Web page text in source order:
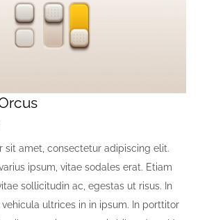
sit amet, consectetur adipiscing elit.
ipsum, vitae sodales erat. Etiam
sollicitudin ac, egestas ut risus. In
ultrices in in ipsum. In porttitor